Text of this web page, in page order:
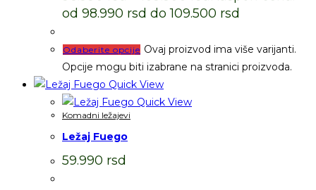
od 98.990 rsd do 109.500 rsd
Odaberite opcije Ovaj proizvod ima više varijanti.
Opcije mogu biti izabrane na stranici proizvoda.
Quick View
Quick View
Komadni ležajevi
Ležaj Fuego
59.990 rsd